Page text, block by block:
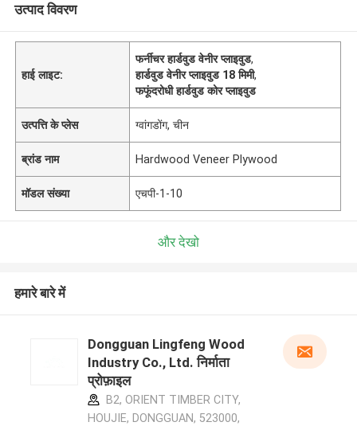
उत्पाद विवरण
हाई लाइट:
फर्नीचर हार्डवुड वेनीर प्लाइवुड,
हार्डवुड वेनीर प्लाइवुड 18 मिमी,
फफूंदरोधी हार्डवुड कोर प्लाइवुड
उत्पत्ति के प्लेस ग्वांगडोंग, चीन
ब्रांड नाम Hardwood Veneer Plywood
मॉडल संख्या एचपी-1-10
और देखो
हमारे बारे में
Dongguan Lingfeng Wood
Industry Co., Ltd. निर्माता
प्रोफ़ाइल
B2, ORIENT TIMBER CITY,
HOUJIE, DONGGUAN, 523000,